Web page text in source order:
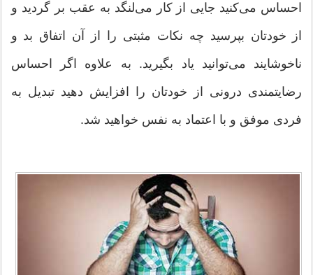
احساس می‌کنید جایی از کار می‌لنگد به عقب بر گردید و
از خودتان بپرسید چه نکات مثبتی را از آن اتفاق بد و
ناخوشایند می‌توانید یاد بگیرید. به علاوه اگر احساس
رضایتمندی درونی از خودتان را افزایش دهید تبدیل به
فردی موفق و با اعتماد به نفس خواهید شد.